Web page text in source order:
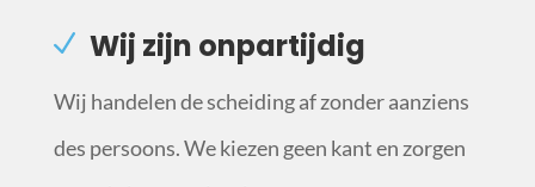
Wij zijn onpartijdig
Wij handelen de scheiding af zonder aanziens
des persoons. We kiezen geen kant en zorgen